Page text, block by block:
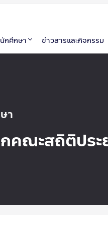
นักศึกษา ข่าวสารและกิจกรรม
า
คณะสถิติปร